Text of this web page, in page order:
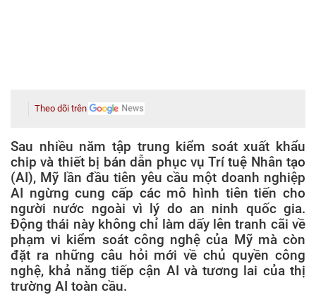
Theo dõi trên
Sau nhiều năm tập trung kiểm soát xuất khẩu
chip và thiết bị bán dẫn phục vụ Trí tuệ Nhân tạo
(AI), Mỹ lần đầu tiên yêu cầu một doanh nghiệp
AI ngừng cung cấp các mô hình tiên tiến cho
người nước ngoài vì lý do an ninh quốc gia.
Động thái này không chỉ làm dấy lên tranh cãi về
phạm vi kiểm soát công nghệ của Mỹ mà còn
đặt ra những câu hỏi mới về chủ quyền công
nghệ, khả năng tiếp cận AI và tương lai của thị
trường AI toàn cầu.